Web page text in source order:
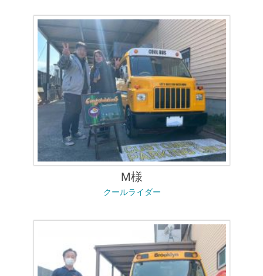
M様
クールライダー